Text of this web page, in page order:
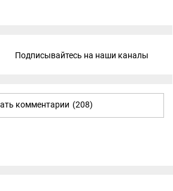
Подписывайтесь на наши каналы
комментарии (208)